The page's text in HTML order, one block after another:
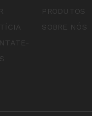
PRODUTOS
SOBRE NÓS